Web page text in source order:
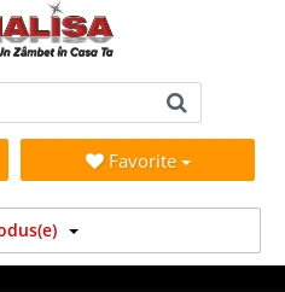
Favorite